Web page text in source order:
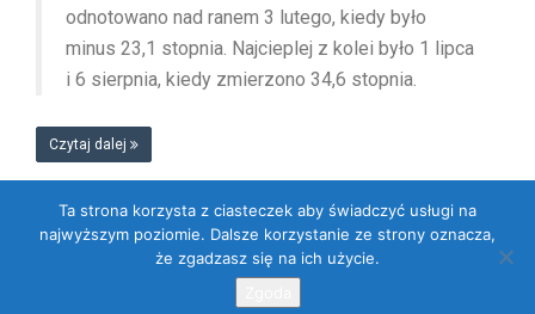
odnotowano nad ranem 3 lutego, kiedy było
minus 23,1 stopnia. Najcieplej z kolei było 1 lipca
i 6 sierpnia, kiedy zmierzono 34,6 stopnia.
Czytaj dalej
Dumnie wspierane przez WordPressa. Szablon: Flat 1.7.11 by
Themeisle
Ta strona korzysta z ciasteczek aby świadczyć usługi na
najwyższym poziomie. Dalsze korzystanie ze strony oznacza,
że zgadzasz się na ich użycie.